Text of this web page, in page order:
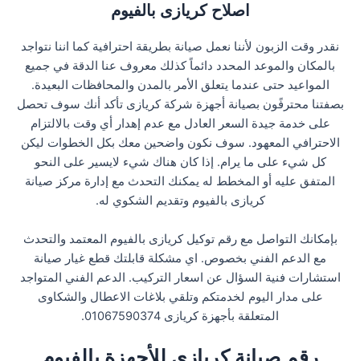
اصلاح كريازى بالفيوم
نقدر وقت الزبون لأننا نعمل صيانة بطريقة احترافية كما اننا نتواجد
بالمكان والموعد المحدد دائماً كذلك معروف عنا الدقة في جميع
المواعيد حتى عندما يتعلق الأمر بالمدن والمحافظات البعيدة.
بصفتنا محترفًون بصيانة أجهزة شركة كريازى تأكد أنك سوف تحصل
على خدمة جيدة السعر العادل مع عدم إهدار أي وقت بالالتزام
الاحترافي المعهود. سوف نكون واضحين معك بكل الخطوات ليكن
كل شيء على ما يرام. إذا كان هناك شيء لايسير على النحو
المتفق عليه أو المخطط له يمكنك التحدث مع إدارة مركز صيانة
كريازى بالفيوم وتقديم الشكوي له.
بإمكانك التواصل مع رقم توكيل كريازى بالفيوم المعتمد والتحدث
مع الدعم الفني بخصوص. اي مشكلة قابلتك قطع غيار صيانة
استشارات فنية السؤال عن اسعار التركيب. الدعم الفني المتواجد
على مدار اليوم لخدمتكم وتلقي بلاغات الاعطال والشكاوى
المتعلقة بأجهزة كريازى 01067590374.